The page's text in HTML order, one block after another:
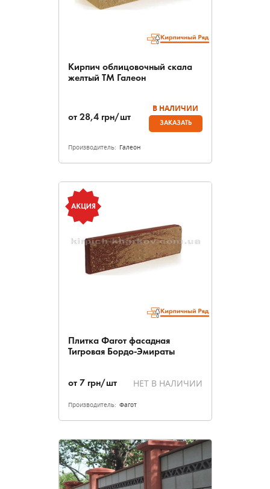
Кирпич облицовочный скала
желтый ТМ Галеон
от 28,4 грн/шт
В НАЛИЧИИ
ЗАКАЗАТЬ
Производитель: Галеон
Плитка Фагот фасадная
Тигровая Бордо-Эмираты
от 7 грн/шт НЕТ В НАЛИЧИИ
Производитель: Фагот